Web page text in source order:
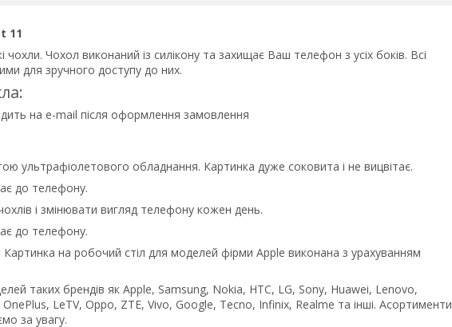
11
чохли. Чохол виконаний із силікону та захищає Ваш телефон з усіх боків. Всі
для зручного доступу до них.
на e-mail після оформлення замовлення
ультрафіолетового обладнання. Картинка дуже соковита і не вицвітає.
до телефону.
і змінювати вигляд телефону кожен день.
до телефону.
на робочий стіл для моделей фірми Apple виконана з урахуванням
таких брендів як Apple, Samsung, Nokia, HTC, LG, Sony, Huawei, Lenovo,
LeTV, Oppo, ZTE, Vivo, Google, Tecno, Infinix, Realme та інші. Асортименти
за увагу.